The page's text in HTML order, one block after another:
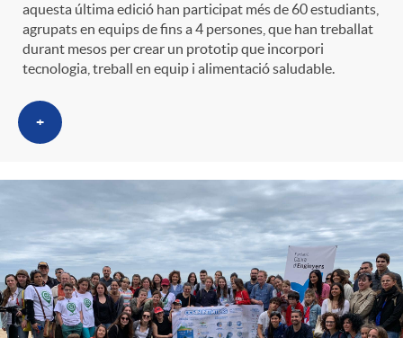
aquesta última edició han participat més de 60 estudiants,
agrupats en equips de fins a 4 persones, que han treballat
durant mesos per crear un prototip que incorpori
tecnologia, treball en equip i alimentació saludable.
+